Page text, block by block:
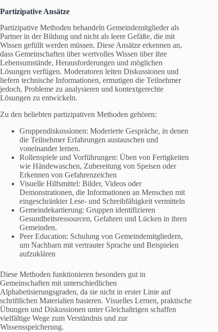
Partizipative Ansätze
Partizipative Methoden behandeln Gemeindemitglieder als
Partner in der Bildung und nicht als leere Gefäße, die mit
Wissen gefüllt werden müssen. Diese Ansätze erkennen an,
dass Gemeinschaften über wertvolles Wissen über ihre
Lebensumstände, Herausforderungen und möglichen
Lösungen verfügen. Moderatoren leiten Diskussionen und
liefern technische Informationen, ermutigen die Teilnehmer
jedoch, Probleme zu analysieren und kontextgerechte
Lösungen zu entwickeln.
Zu den beliebten partizipativen Methoden gehören:
Gruppendiskussionen: Moderierte Gespräche, in denen
die Teilnehmer Erfahrungen austauschen und
voneinander lernen.
Rollenspiele und Vorführungen: Üben von Fertigkeiten
wie Händewaschen, Zubereitung von Speisen oder
Erkennen von Gefahrenzeichen
Visuelle Hilfsmittel: Bilder, Videos oder
Demonstrationen, die Informationen an Menschen mit
eingeschränkter Lese- und Schreibfähigkeit vermitteln
Gemeindekartierung: Gruppen identifizieren
Gesundheitsressourcen, Gefahren und Lücken in ihren
Gemeinden.
Peer Education: Schulung von Gemeindemitgliedern,
um Nachbarn mit vertrauter Sprache und Beispielen
aufzuklären
Diese Methoden funktionieren besonders gut in
Gemeinschaften mit unterschiedlichen
Alphabetisierungsgraden, da sie nicht in erster Linie auf
schriftlichen Materialien basieren. Visuelles Lernen, praktische
Übungen und Diskussionen unter Gleichaltrigen schaffen
vielfältige Wege zum Verständnis und zur
Wissensspeicherung.